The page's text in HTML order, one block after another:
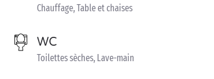
Chauffage, Table et chaises
WC
Toilettes sèches, Lave-main